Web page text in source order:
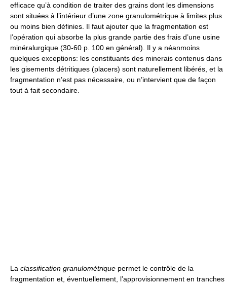
efficace qu’à condition de traiter des grains dont les dimensions
sont situées à l’intérieur d’une zone granulométrique à limites plus
ou moins bien définies. Il faut ajouter que la fragmentation est
l’opération qui absorbe la plus grande partie des frais d’une usine
minéralurgique (30-60 p. 100 en général). Il y a néanmoins
quelques exceptions: les constituants des minerais contenus dans
les gisements détritiques (placers) sont naturellement libérés, et la
fragmentation n’est pas nécessaire, ou n’intervient que de façon
tout à fait secondaire.
La classification granulométrique permet le contrôle de la
fragmentation et, éventuellement, l’approvisionnement en tranches